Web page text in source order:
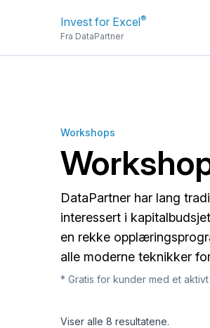
Invest for Excel®
Fra DataPartner
Workshops
DataPartner har lang
interessert i
en rekke
alle moderne teknikker
* Gratis for kunder med et
Viser alle 8 resultatene.